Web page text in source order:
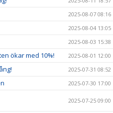
2025-08-07 08:16
2025-08-04 13:05
2025-08-03 15:38
ökar med 10%! 2025-08-01 12:00
2025-07-31 08:52
2025-07-30 17:00
2025-07-25 09:00